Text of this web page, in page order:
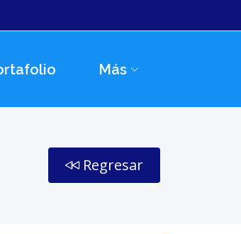
Más
Regresar